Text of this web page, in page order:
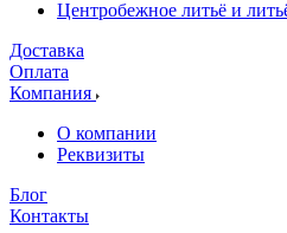
Центробежное литьё и
Доставка
Оплата
Компания
О компании
Реквизиты
Блог
Контакты